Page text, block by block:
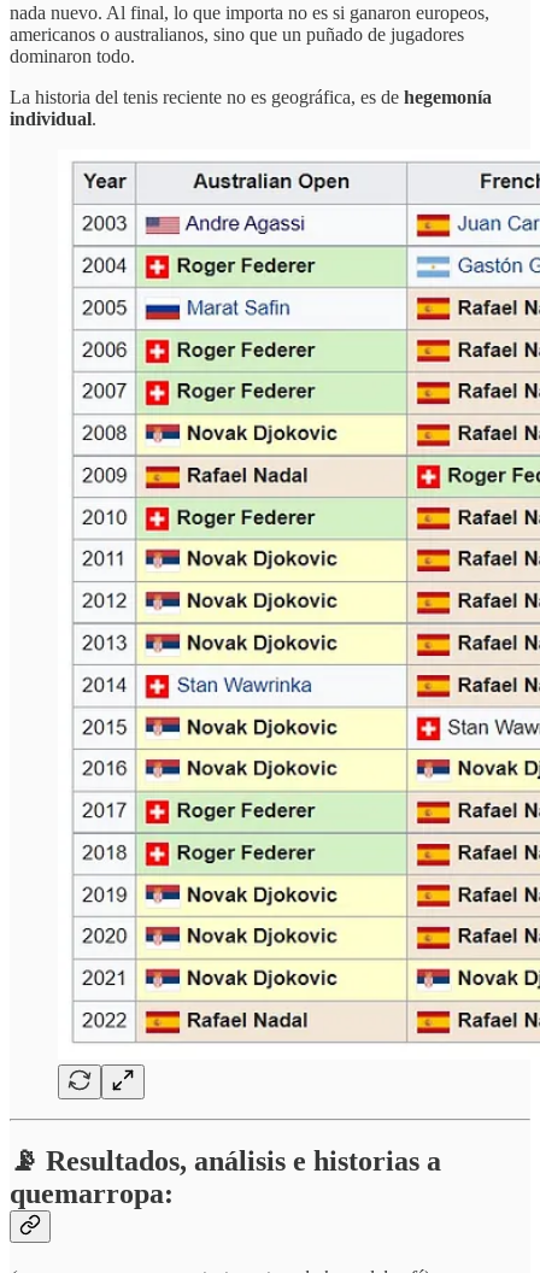
nada nuevo. Al final, lo que importa no es si ganaron europeos,
americanos o australianos, sino que un puñado de jugadores
dominaron todo.
La historia del tenis reciente no es geográfica, es de hegemonía
individual.
📡 Resultados, análisis e historias a
quemarropa: